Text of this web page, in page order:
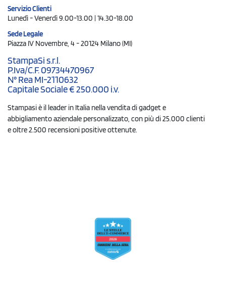
Servizio Clienti
Lunedì - Venerdì 9.00-13.00 | 14.30-18.00
Sede Legale
Piazza IV Novembre, 4 - 20124 Milano (MI)
StampaSi s.r.l.
P.Iva/C.F. 09734470967
N° Rea MI-2110632
Capitale Sociale € 250.000 i.v.
Stampasi è il leader in Italia nella vendita di gadget e
abbigliamento aziendale personalizzato, con più di 25.000 clienti
e oltre 2.500 recensioni positive ottenute.